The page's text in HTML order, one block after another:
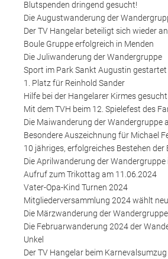
Blutspenden dringend gesucht!
Die Augustwanderung der
Der TV Hangelar beteiligt sich wieder
Boule Gruppe erfolgreich in Menden
Die Juliwanderung der Wandergruppe
Sport im Park Sankt Augustin gestartet
1. Platz für Reinhold Sander
Hilfe bei der Hangelarer Kirmes gesucht
Mit dem TVH beim 12. Spielefest des
Die Maiwanderung der Wandergruppe
Besondere Auszeichnung für Michael
10 jähriges, erfolgreiches Bestehen
Die Aprilwanderung der
Aufruf zum Trikottag am 11.06.2024
Vater-Opa-Kind Turnen 2024
Mitgliederversammlung 2024 wählt
Die Märzwanderung der Wandergruppe
Die Februarwanderung 2024 der
Unkel
Der TV Hangelar beim